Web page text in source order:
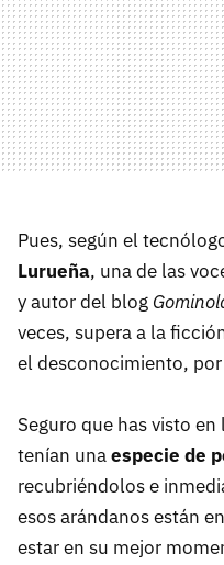
Pues, según el
Lurueña, una de las
y autor del blog
veces, supera a la
el desconocimiento,
Seguro que has visto
tenían unaespecie de
recubriéndolos e
esos arándanos están
estar en su mejor